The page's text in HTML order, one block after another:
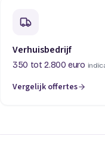
Verhuisbedrijf
350 tot 2.800 euro
Vergelijk offertes
(opent in een nieuw